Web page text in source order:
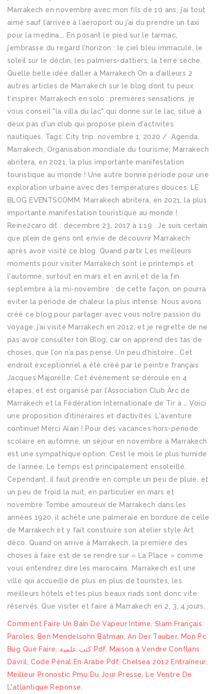
Comment Faire Un Bain De Vapeur Intime Slam Français
Paroles
Ben Mendelsohn Batman ,An Der Tauber, Mon Pc
Bug Que Faire
كتب علمية Pdf,
Maison à Vendre Conflans
Davril ,Code Pénal En Arabe Pdf, Chelsea 2012 Entraîneur,
Meilleur Pronostic Pmu Du Jour Presse
Le Ventre De
L'atlantique Reponse